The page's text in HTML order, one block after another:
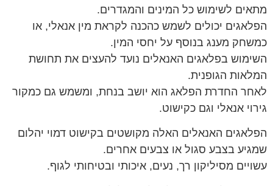
מתאים לשימוש כל המינים והמגדרים.
הפלאגים יכולים לשמש כהכנה לקראת מין אנאלי, או
כמשחק מענג בנוסף על יחסי המין.
השימוש בפלאגים האנאלים נועד להעצים את תחושת
המלאות הגופנית.
לאחר החדרת הפלאג הוא יושב בנחת, ומשמש גם כמקור
גירוי אנאלי וגם כקישוט.
הפלאגים האנאלים האלה מקושטים בקישוט דמוי יהלום
שמגיע בצבע סגול או צבעים אחרים.
עשויים מסיליקון רך, נעים, איכותי ובטיחותי לגוף.